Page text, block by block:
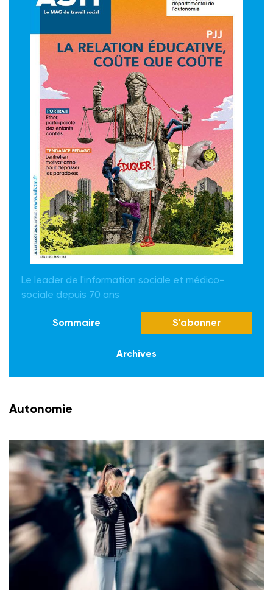
Le leader de l'information sociale et médico-
sociale depuis 70 ans
Sommaire S'abonner
Archives
Autonomie